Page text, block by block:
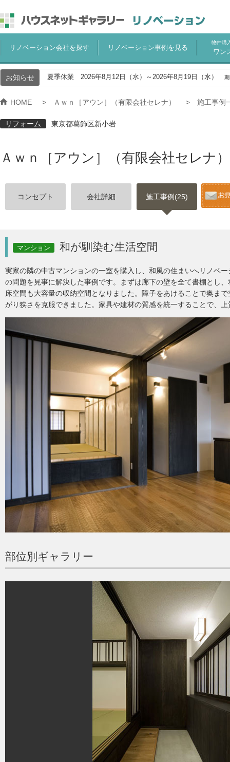
リノベーション会社を探す リノベーション事例を見る
物件購
ワン
お知らせ 夏季休業 2026年8月12日（水）～2026年8月19日（水）
HOME Ａｗｎ［アウン］（有限会社セレナ） 施工事例
リフォーム 東京都葛飾区新小岩
Ａｗｎ［アウン］（有限会社セレナ）
コンセプト 会社詳細 施工事例(25)
マンション 和が馴染む生活空間
実家の隣の中古マンションの一室を購入し、和風の住まいへリノベ
の問題を見事に解決した事例です。まずは廊下の壁を全て書棚とし
床空間も大容量の収納空間となりました。障子をあけることで奥ま
がり狭さを克服できました。家具や建材の質感を統一することで、
部位別ギャラリー